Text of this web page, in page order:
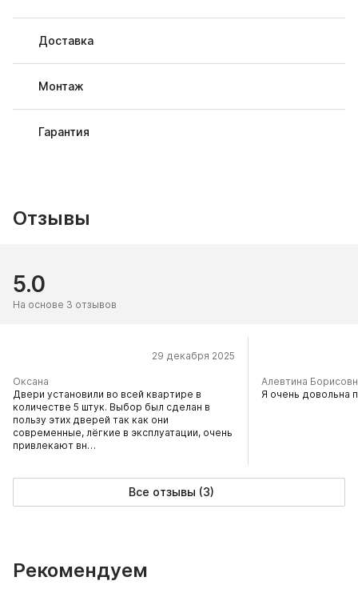
Доставка
Монтаж
Гарантия
Отзывы
5.0
На основе 3 отзывов
29 декабря 2025
Оксана
Двери установили во всей квартире в
количестве 5 штук. Выбор был сделан в
пользу этих дверей так как они
современные, лёгкие в эксплуатации, очень
привлекают вн…
Алевтина
Я очень довольна
Все отзывы (3)
Рекомендуем